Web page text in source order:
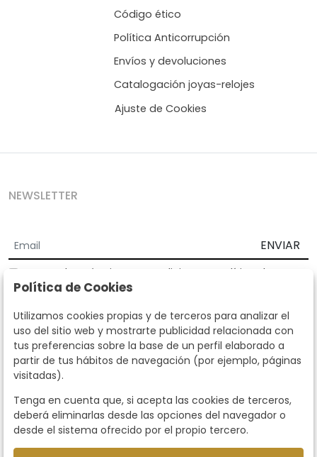
Código ético
Política Anticorrupción
Envíos y devoluciones
Catalogación joyas-relojes
Ajuste de Cookies
NEWSLETTER
ENVIAR
Acepto los Términos y Condiciones
Política de
privacidad
Según la LOPD y disposiciones de desarrollo, informamos que sus
datos personales serán tratados por parte de Subastas Segre con la
finalidad de gestionar la relación comercial. Puede ejercitar los
derechos de acceso, rectificación, cancelación, oposición y demás
derechos en los términos establecidos en la normativa vigente
dirigiéndote a nosotros. Asimismo, nos puede solicitar el envío de
llamando al teléfono 915159584 o enviando un e-mail a
info@subastassegre.es
Este sitio está protegido por reCAPTCHA y se aplican la
Términos de servicio de Google.
Política de Cookies
Utilizamos cookies propias y de terceros para analizar el
uso del sitio web y mostrarte publicidad relacionada con
tus preferencias sobre la base de un perfil elaborado a
partir de tus hábitos de navegación (por ejemplo, páginas
visitadas).
Tenga en cuenta que, si acepta las cookies de terceros,
deberá eliminarlas desde las opciones del navegador o
desde el sistema ofrecido por el propio tercero.